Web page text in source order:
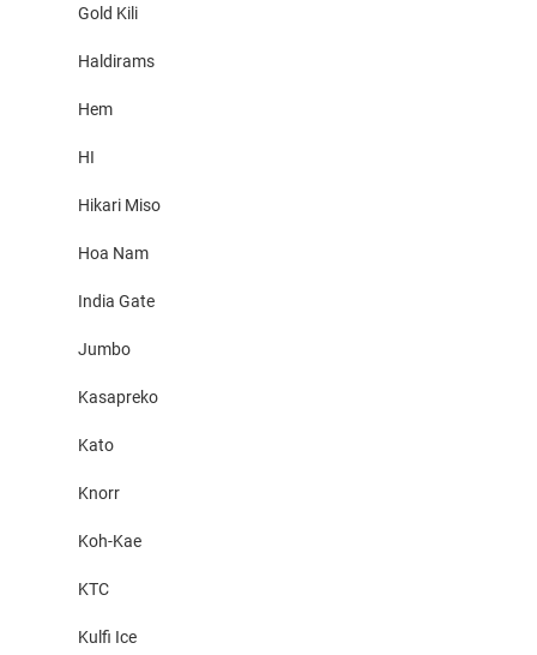
Gold Kili
Haldirams
Hem
HI
Hikari Miso
Hoa Nam
India Gate
Jumbo
Kasapreko
Kato
Knorr
Koh-Kae
KTC
Kulfi Ice